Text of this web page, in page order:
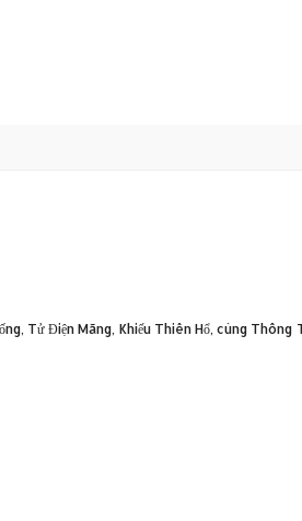
Tử Điện Mãng, Khiếu Thiên Hổ, cùng Thông